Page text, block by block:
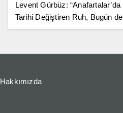
Levent Gürbüz: “Anafartalar’da
Tarihi Değiştiren Ruh, Bugün de
Milletimize Yol Göstermeye
Hakkımızda